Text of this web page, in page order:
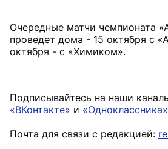
Очередные матчи чемпионата
проведет дома - 15 октября с
октября - с «Химиком».
Подписывайтесь на наши
«ВКонтакте» и
Почта для связи с редакцией: